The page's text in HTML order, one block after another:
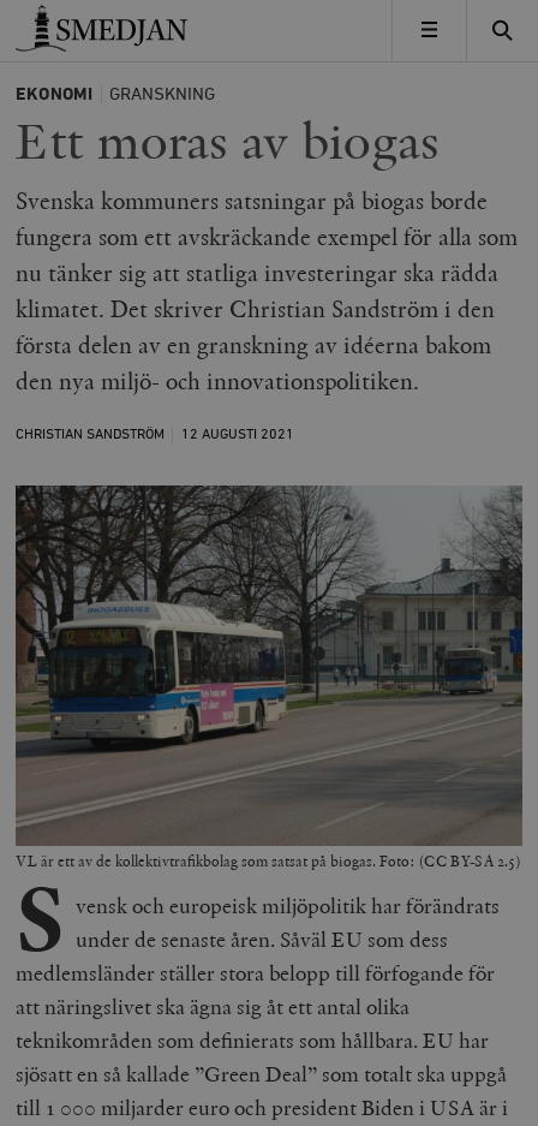
Timbro
MENY
EKONOMI GRANSKNING
Ett moras av biogas
Svenska kommuners satsningar på biogas borde
fungera som ett avskräckande exempel för alla som
nu tänker sig att statliga investeringar ska rädda
klimatet. Det skriver Christian Sandström i den
första delen av en granskning av idéerna bakom
den nya miljö- och innovationspolitiken.
CHRISTIAN SANDSTRÖM 12 AUGUSTI 2021
VL är ett av de kollektivtrafikbolag som satsat på biogas. Foto: (CC BY-SA 2.5)
S vensk och europeisk miljöpolitik har förändrats
under de senaste åren. Såväl EU som dess
medlemsländer ställer stora belopp till förfogande för
att näringslivet ska ägna sig åt ett antal olika
teknikområden som definierats som hållbara. EU har
sjösatt en så kallade ”Green Deal” som totalt ska uppgå
till 1 000 miljarder euro och president Biden i USA är i